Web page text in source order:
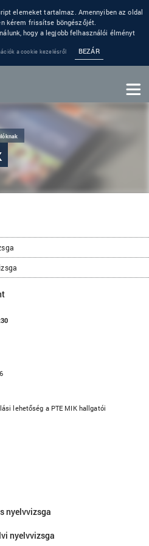
elemeket tartalmaz. Amennyiben az oldal
kérem frissítse böngészőjét.
hogy a legjobb felhasználói élményt
a cookie kezelésről BEZÁR
lehetőség a PTE MIK hallgatói
nyelvvizsga
nyelvvizsga